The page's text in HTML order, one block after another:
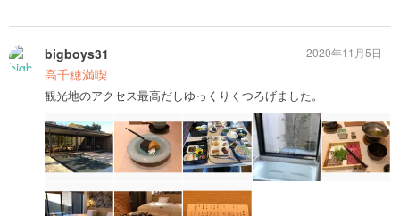
bigboys31
高千穂満喫
観光地のアクセス最高だしゆっくりくつろげました。
2020年11月5日